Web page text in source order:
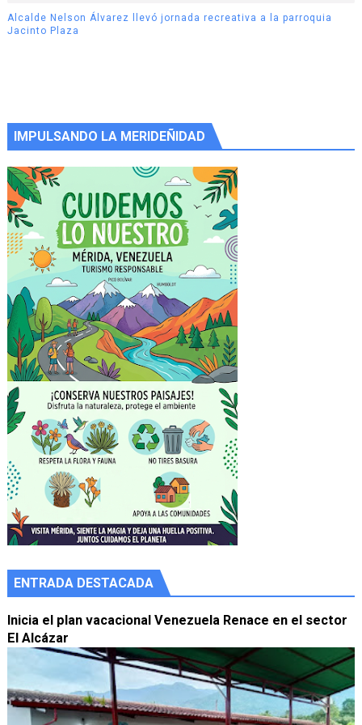
Alcalde Nelson Álvarez llevó jornada recreativa a la parroquia
Jacinto Plaza
IMPULSANDO LA MERIDEÑIDAD
ENTRADA DESTACADA
Inicia el plan vacacional Venezuela Renace en el sector
El Alcázar